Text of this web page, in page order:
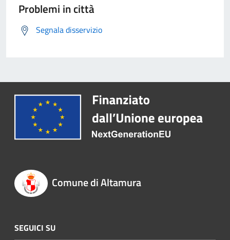
Problemi in città
Segnala disservizio
Comune di Altamura
SEGUICI SU